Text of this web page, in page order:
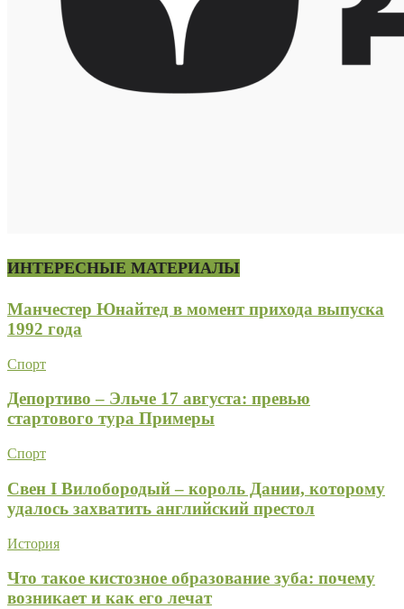
ИНТЕРЕСНЫЕ МАТЕРИАЛЫ
Манчестер Юнайтед в момент прихода выпуска
1992 года
Спорт
Депортиво – Эльче 17 августа: превью
стартового тура Примеры
Спорт
Свен I Вилобородый – король Дании, которому
удалось захватить английский престол
История
Что такое кистозное образование зуба: почему
возникает и как его лечат